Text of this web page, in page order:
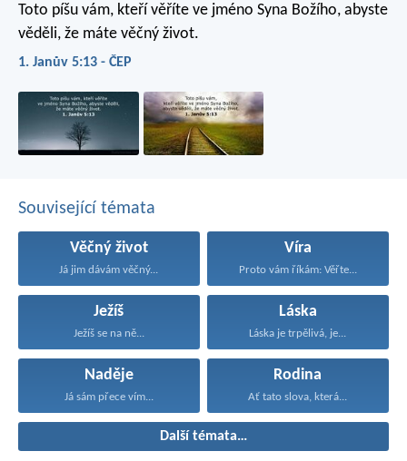
Toto píšu vám, kteří věříte ve jméno Syna Božího, abyste
věděli, že máte věčný život.
1. Janův 5:13 - ČEP
Související témata
Věčný život
Já jim dávám věčný...
Víra
Proto vám říkám: Věřte...
Ježíš
Ježíš se na ně...
Láska
Láska je trpělivá, je...
Naděje
Já sám přece vím...
Rodina
Ať tato slova, která...
Další témata…